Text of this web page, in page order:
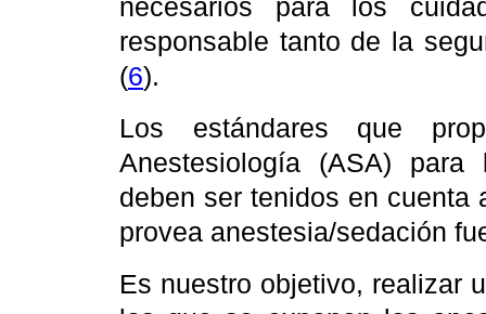
necesarios para los
responsable tanto de la
(6).
Los estándares que
Anestesiología (ASA)
deben ser tenidos en cuenta
provea anestesia/sedación
Es nuestro objetivo, realizar